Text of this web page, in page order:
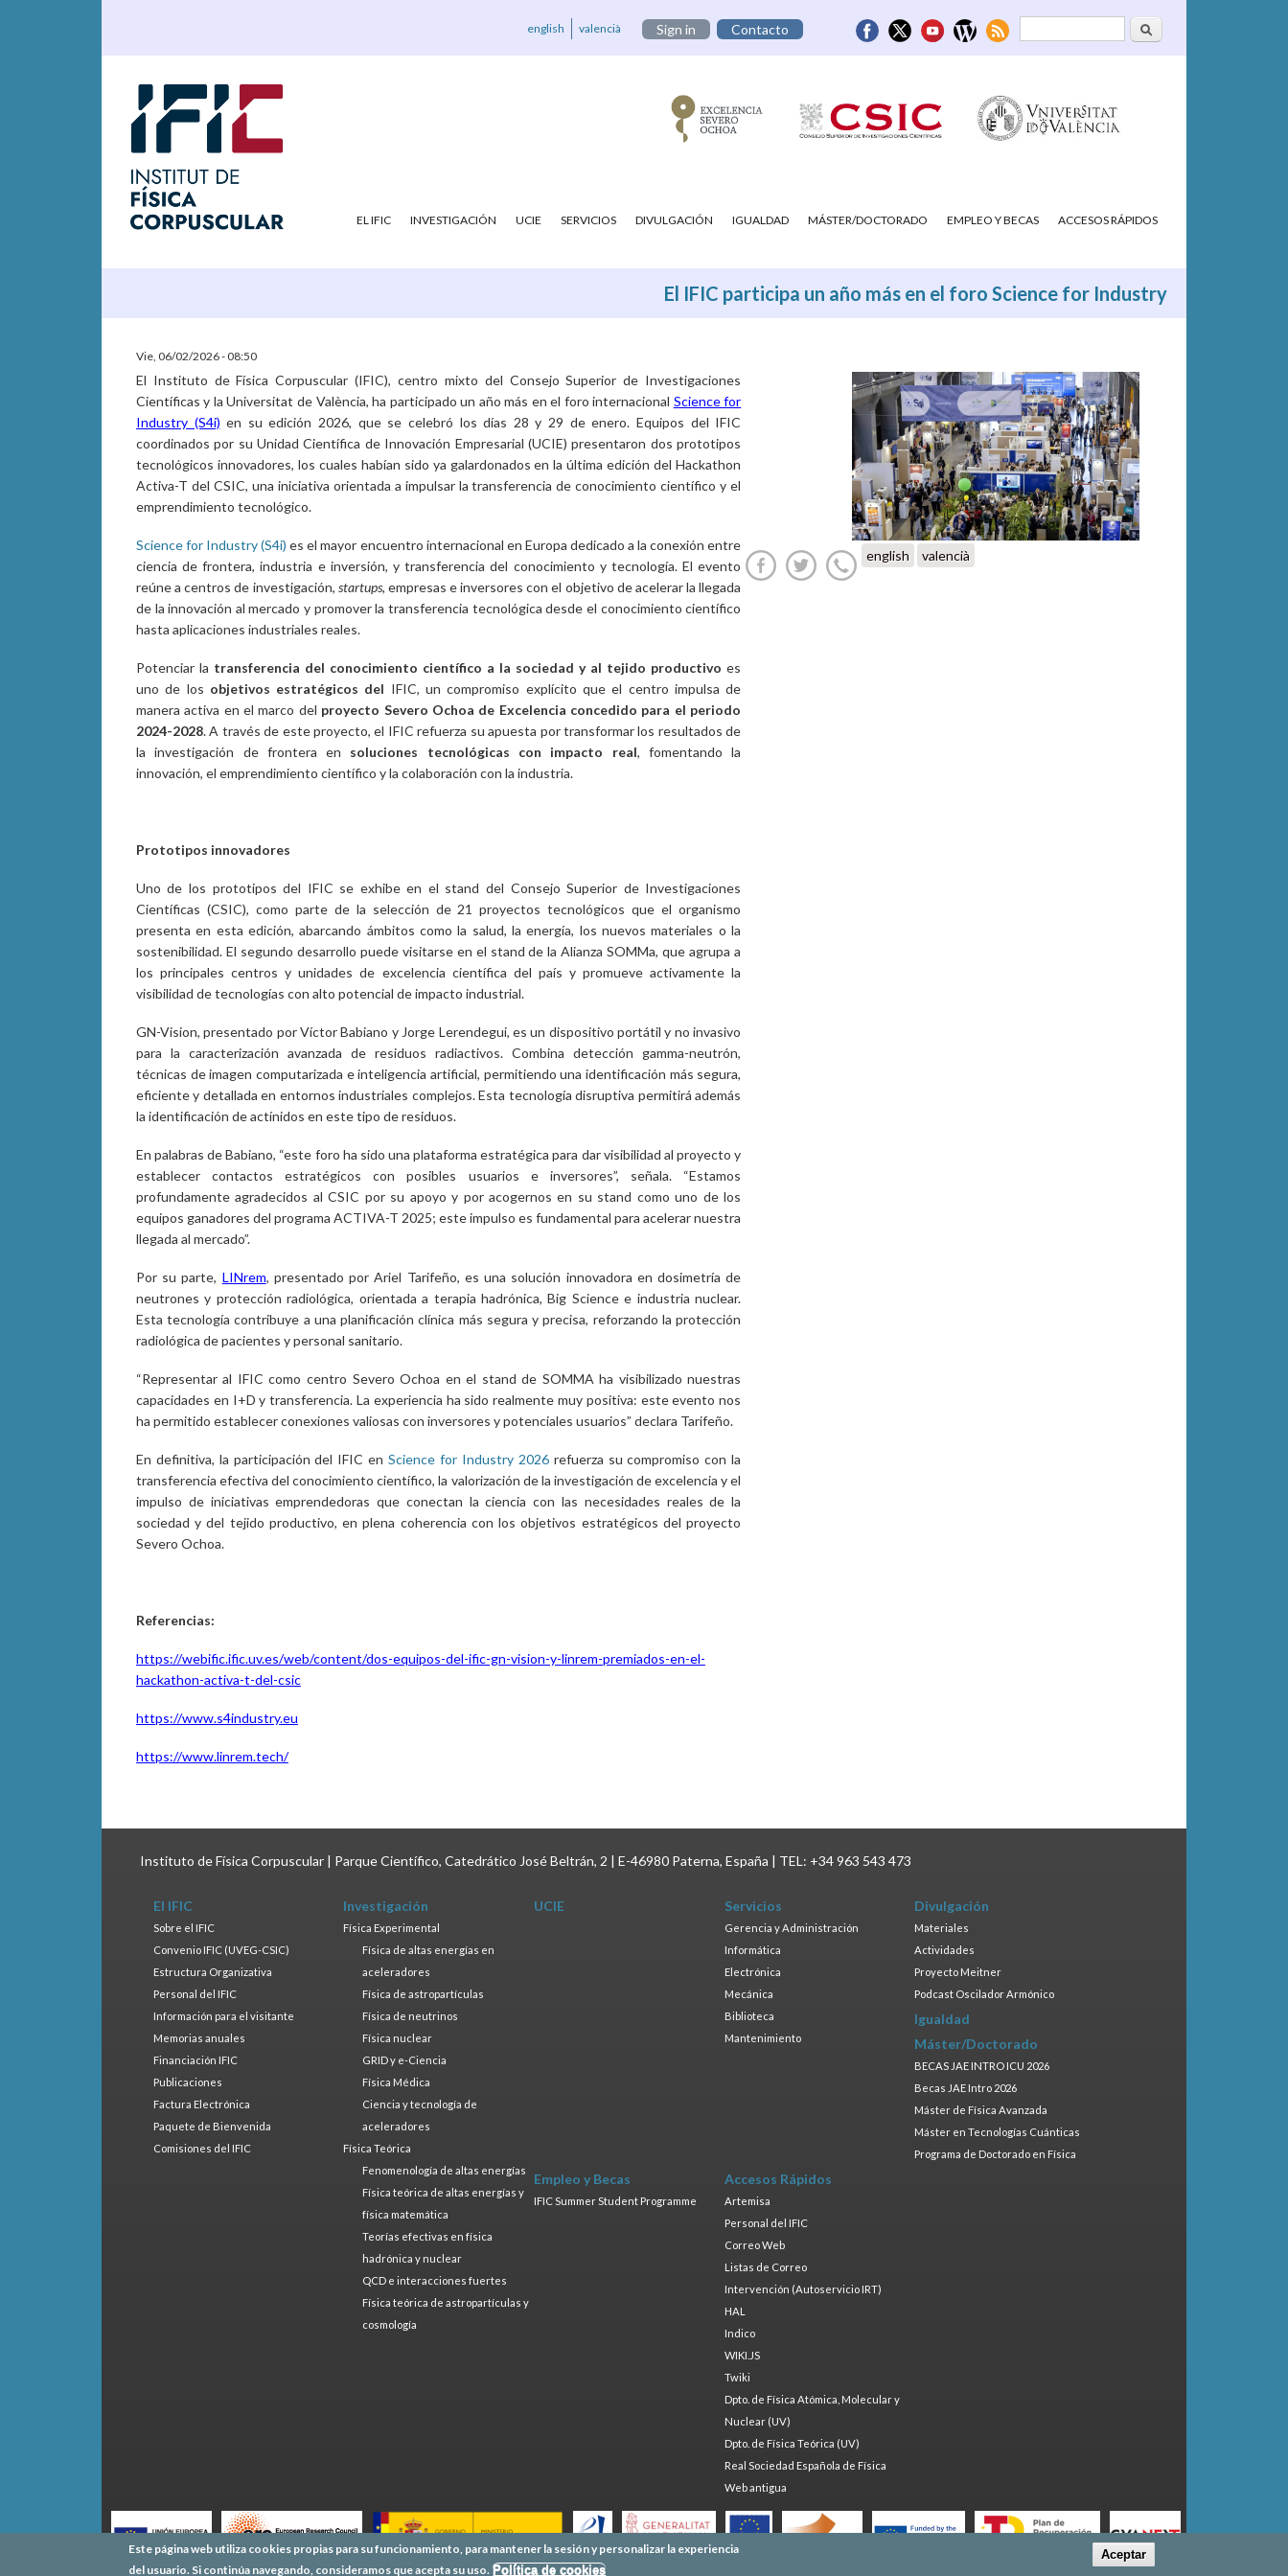
Formulario deBuscar
english valencià Sign in Contacto
EL IFIC INVESTIGACIÓN UCIE SERVICIOS DIVULGACIÓN IGUALDAD MÁSTER/DOCTORADO EMPLEO Y BECAS ACCESOS RÁPIDOS
El IFIC participa un año más en el foro Science for Industry
Vie, 06/02/2026 - 08:50
El Instituto de Física Corpuscular (IFIC), centro mixto del Consejo Superior de Investigaciones
Científicas y la Universitat de València, ha participado un año más en el foro internacional Science for
Industry (S4i) en su edición 2026, que se celebró los días 28 y 29 de enero. Equipos del IFIC
coordinados por su Unidad Científica de Innovación Empresarial (UCIE) presentaron dos prototipos
tecnológicos innovadores, los cuales habían sido ya galardonados en la última edición del Hackathon
Activa-T del CSIC, una iniciativa orientada a impulsar la transferencia de conocimiento científico y el
emprendimiento tecnológico.
Science for Industry (S4i) es el mayor encuentro internacional en Europa dedicado a la conexión entre
ciencia de frontera, industria e inversión, y transferencia del conocimiento y tecnología. El evento
reúne a centros de investigación, startups, empresas e inversores con el objetivo de acelerar la llegada
de la innovación al mercado y promover la transferencia tecnológica desde el conocimiento científico
hasta aplicaciones industriales reales.
Potenciar la transferencia del conocimiento científico a la sociedad y al tejido productivo es
uno de los objetivos estratégicos del IFIC, un compromiso explícito que el centro impulsa de
manera activa en el marco del proyecto Severo Ochoa de Excelencia concedido para el periodo
2024-2028. A través de este proyecto, el IFIC refuerza su apuesta por transformar los resultados de
la investigación de frontera en soluciones tecnológicas con impacto real, fomentando la
innovación, el emprendimiento científico y la colaboración con la industria.
Prototipos innovadores
Uno de los prototipos del IFIC se exhibe en el stand del Consejo Superior de Investigaciones
Científicas (CSIC), como parte de la selección de 21 proyectos tecnológicos que el organismo
presenta en esta edición, abarcando ámbitos como la salud, la energía, los nuevos materiales o la
sostenibilidad. El segundo desarrollo puede visitarse en el stand de la Alianza SOMMa, que agrupa a
los principales centros y unidades de excelencia científica del país y promueve activamente la
visibilidad de tecnologías con alto potencial de impacto industrial.
GN-Vision, presentado por Víctor Babiano y Jorge Lerendegui, es un dispositivo portátil y no invasivo
para la caracterización avanzada de residuos radiactivos. Combina detección gamma-neutrón,
técnicas de imagen computarizada e inteligencia artificial, permitiendo una identificación más segura,
eficiente y detallada en entornos industriales complejos. Esta tecnología disruptiva permitirá además
la identificación de actínidos en este tipo de residuos.
En palabras de Babiano, “este foro ha sido una plataforma estratégica para dar visibilidad al proyecto y
establecer contactos estratégicos con posibles usuarios e inversores”, señala. “Estamos
profundamente agradecidos al CSIC por su apoyo y por acogernos en su stand como uno de los
equipos ganadores del programa ACTIVA-T 2025; este impulso es fundamental para acelerar nuestra
llegada al mercado”.
Por su parte, LINrem, presentado por Ariel Tarifeño, es una solución innovadora en dosimetría de
neutrones y protección radiológica, orientada a terapia hadrónica, Big Science e industria nuclear.
Esta tecnología contribuye a una planificación clínica más segura y precisa, reforzando la protección
radiológica de pacientes y personal sanitario.
“Representar al IFIC como centro Severo Ochoa en el stand de SOMMA ha visibilizado nuestras
capacidades en I+D y transferencia. La experiencia ha sido realmente muy positiva: este evento nos
ha permitido establecer conexiones valiosas con inversores y potenciales usuarios” declara Tarifeño.
En definitiva, la participación del IFIC enScience for Industry 2026refuerza su compromiso con la
transferencia efectiva del conocimiento científico, la valorización de la investigación de excelencia y el
impulso de iniciativas emprendedoras que conectan la ciencia con las necesidades reales de la
sociedad y del tejido productivo, en plena coherencia con los objetivos estratégicos del proyecto
Severo Ochoa.
Referencias:
https://webific.ific.uv.es/web/content/dos-equipos-del-ific-gn-vision-y-linrem-premiados-en-el-
hackathon-activa-t-del-csic
https://www.s4industry.eu
https://www.linrem.tech/
english valencià
Instituto de Física Corpuscular | Parque Científico, Catedrático José Beltrán, 2 | E-46980 Paterna, España | TEL: +34 963 543 473
El IFIC
Sobre el IFIC
Convenio IFIC (UVEG-CSIC)
Estructura Organizativa
Personal del IFIC
Información para el visitante
Memorias anuales
Financiación IFIC
Publicaciones
Factura Electrónica
Paquete de Bienvenida
Comisiones del IFIC
Investigación
Física Experimental
Física de altas energías en
aceleradores
Física de astropartículas
Física de neutrinos
Física nuclear
GRID y e-Ciencia
Física Médica
Ciencia y tecnología de
aceleradores
Física Teórica
Fenomenología de altas energías
Física teórica de altas energías y
física matemática
Teorías efectivas en física
hadrónica y nuclear
QCD e interacciones fuertes
Física teórica de astropartículas y
cosmología
UCIE Servicios
Gerencia y Administración
Informática
Electrónica
Mecánica
Biblioteca
Mantenimiento
Divulgación
Materiales
Actividades
Proyecto Meitner
Podcast Oscilador Armónico
Igualdad
Máster/Doctorado
BECAS JAE INTRO ICU 2026
Becas JAE Intro 2026
Máster de Física Avanzada
Máster en Tecnologías Cuánticas
Programa de Doctorado en Física
Empleo y Becas
IFIC Summer Student Programme
Accesos Rápidos
Artemisa
Personal del IFIC
Correo Web
Listas de Correo
Intervención (Autoservicio IRT)
HAL
Indico
WIKI.JS
Twiki
Dpto. de Física Atómica, Molecular y
Nuclear (UV)
Dpto. de Física Teórica (UV)
Real Sociedad Española de Física
Web antigua
Este página web utiliza cookies propias para su funcionamiento, para mantener la sesión y personalizar la experiencia
del usuario. Si continúa navegando, consideramos que acepta su uso. Política de cookies
Aceptar